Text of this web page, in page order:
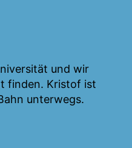
und wir
finden. Kristof ist
unterwegs.